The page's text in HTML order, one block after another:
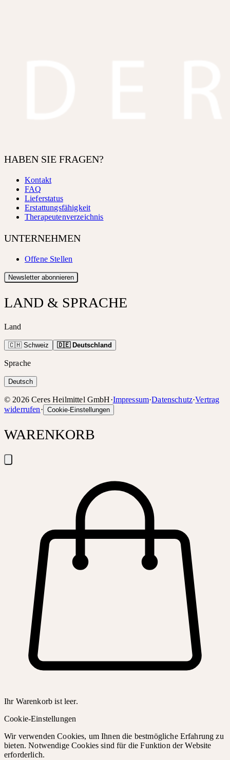
HABEN SIE FRAGEN?
Kontakt
FAQ
Lieferstatus
Erstattungsfähigkeit
Therapeutenverzeichnis
UNTERNEHMEN
Offene Stellen
Newsletter abonnieren
LAND & SPRACHE
Land
🇨🇭 Schweiz 🇩🇪 Deutschland
Sprache
Deutsch
© 2026 Ceres Heilmittel GmbH·Impressum·Datenschutz·Vertrag
widerrufen· Cookie-Einstellungen
WARENKORB
Ihr Warenkorb ist leer.
Cookie-Einstellungen
Wir verwenden Cookies, um Ihnen die bestmögliche Erfahrung zu
bieten. Notwendige Cookies sind für die Funktion der Website
erforderlich.